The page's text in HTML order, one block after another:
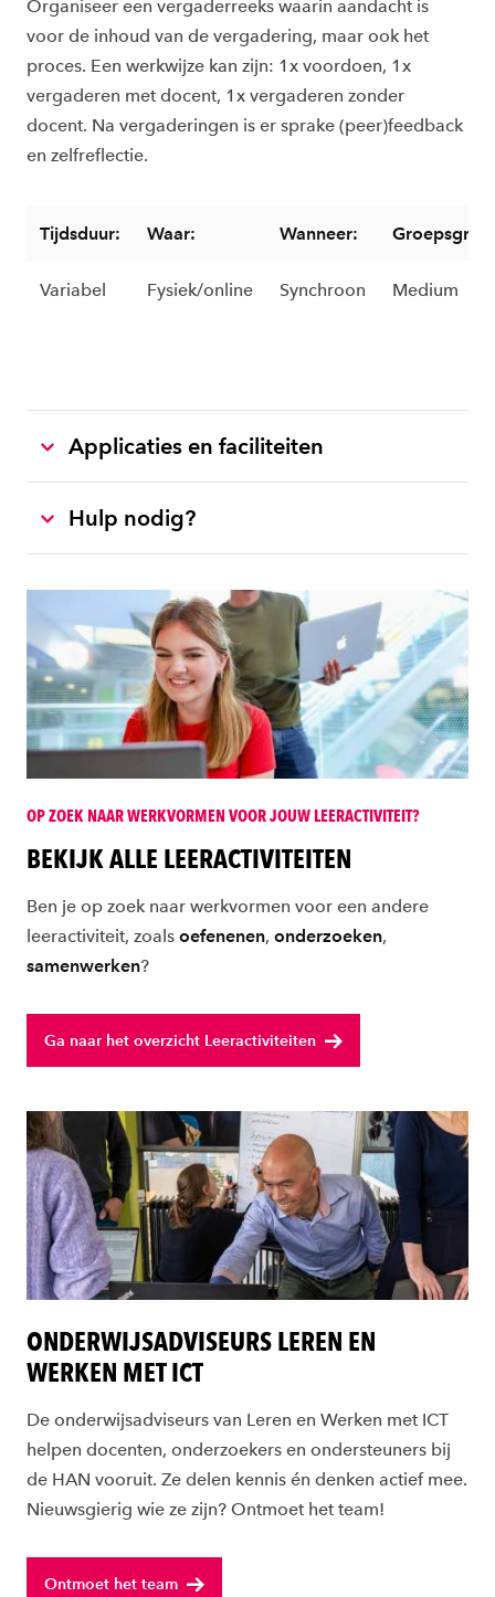
Organiseer een vergaderreeks waarin aandacht is
voor de inhoud van de vergadering, maar ook het
proces. Een werkwijze kan zijn: 1x voordoen, 1x
vergaderen met docent, 1x vergaderen zonder
docent. Na vergaderingen is er sprake (peer)feedback
en zelfreflectie.
Tijdsduur: Waar: Wanneer:
Variabel Fysiek/online Synchroon Medium
Applicaties en faciliteiten
Hulp nodig?
OP ZOEK NAAR WERKVORMEN VOOR JOUW LEERACTIVITEIT?
BEKIJK ALLE LEERACTIVITEITEN
Ben je op zoek naar werkvormen voor een andere
leeractiviteit, zoals oefenenen, onderzoeken,
samenwerken?
Ga naar het overzicht Leeractiviteiten
ONDERWIJSADVISEURS LEREN EN
WERKEN MET ICT
De onderwijsadviseurs van Leren en Werken met ICT
helpen docenten, onderzoekers en ondersteuners bij
de HAN vooruit. Ze delen kennis én denken actief mee.
Nieuwsgierig wie ze zijn? Ontmoet het team!
Ontmoet het team